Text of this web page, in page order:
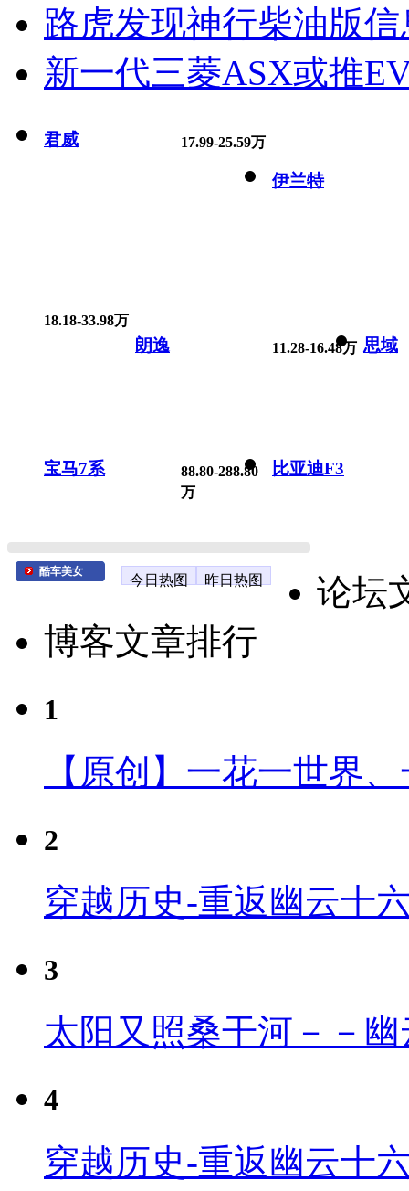
路虎发现神行柴油版
新一代三菱ASX或推
君威 17.99-25.59万
伊兰特
18.18-33.98万
朗逸 11.28-16.48万 思域
宝马7系
88.80-288.80
万
比亚迪F3
酷车美女
今日热图 昨日热图
论坛
博客文章排行
1
【原创】一花一世界
2
穿越历史-重返幽云十
3
太阳又照桑干河－－
4
穿越历史-重返幽云十